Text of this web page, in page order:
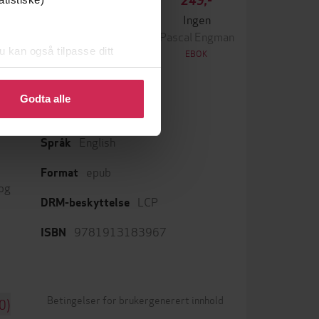
kan også tilpasse ditt
eller endre ditt samtykke.
Godta alle
EBOK
Ingen
Pascal Engman
EBOK
Språk English
Format epub
DRM-beskyttelse LCP
ISBN 9781913183967
Betingelser for brukergenerert innhold